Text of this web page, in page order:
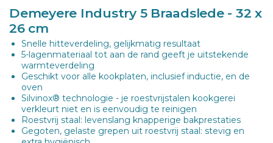
Demeyere Industry 5 Braadslede - 32 x
26 cm
Snelle hitteverdeling, gelijkmatig resultaat
5-lagenmateriaal tot aan de rand geeft je uitstekende
warmteverdeling
Geschikt voor alle kookplaten, inclusief inductie, en de
oven
Silvinox® technologie - je roestvrijstalen kookgerei
verkleurt niet en is eenvoudig te reinigen
Roestvrij staal: levenslang knapperige bakprestaties
Gegoten, gelaste grepen uit roestvrij staal: stevig en